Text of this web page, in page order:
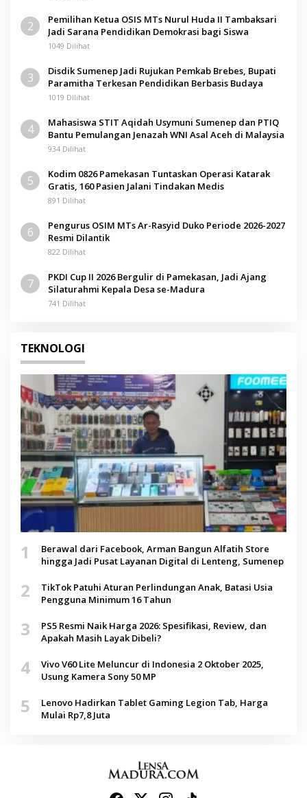
2
Pemilihan Ketua OSIS MTs Nurul Huda II Tambaksari
Jadi Sarana Pendidikan Demokrasi bagi Siswa
1049 Dilihat
3
Disdik Sumenep Jadi Rujukan Pemkab Brebes, Bupati
Paramitha Terkesan Pendidikan Berbasis Budaya
1019 Dilihat
4
Mahasiswa STIT Aqidah Usymuni Sumenep dan PTIQ
Bantu Pemulangan Jenazah WNI Asal Aceh di Malaysia
934 Dilihat
5
Kodim 0826 Pamekasan Tuntaskan Operasi Katarak
Gratis, 160 Pasien Jalani Tindakan Medis
891 Dilihat
6
Pengurus OSIM MTs Ar-Rasyid Duko Periode 2026-2027
Resmi Dilantik
822 Dilihat
7
PKDI Cup II 2026 Bergulir di Pamekasan, Jadi Ajang
Silaturahmi Kepala Desa se-Madura
741 Dilihat
TEKNOLOGI
1
Berawal dari Facebook, Arman Bangun Alfatih Store
hingga Jadi Pusat Layanan Digital di Lenteng, Sumenep
2
TikTok Patuhi Aturan Perlindungan Anak, Batasi Usia
Pengguna Minimum 16 Tahun
3
PS5 Resmi Naik Harga 2026: Spesifikasi, Review, dan
Apakah Masih Layak Dibeli?
4
Vivo V60 Lite Meluncur di Indonesia 2 Oktober 2025,
Usung Kamera Sony 50 MP
5
Lenovo Hadirkan Tablet Gaming Legion Tab, Harga
Mulai Rp7,8 Juta